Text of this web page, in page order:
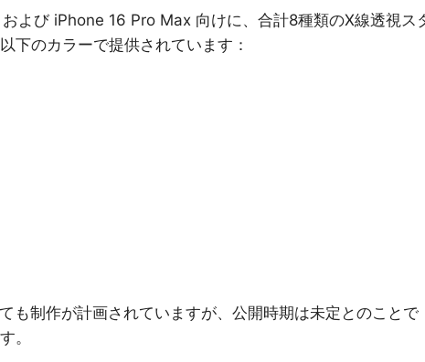
よび iPhone 16 Pro Max 向けに、合計8種類のX線透視ス
下のカラーで提供されています：
も制作が計画されていますが、公開時期は未定とのことで
。